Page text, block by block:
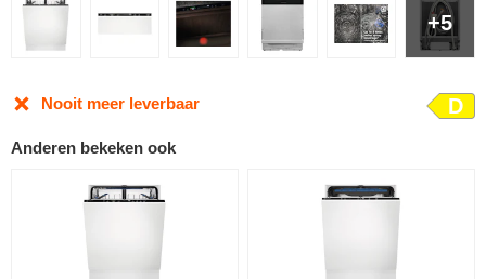
+5
Nooit meer leverbaar D
Anderen bekeken ook